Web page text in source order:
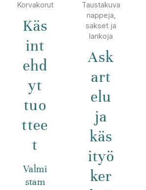
Korvakorut
Käs
int
ehd
yt
tuo
ttee
t
Valmi
stam
Taustakuva
nappeja,
sakset ja
lankoja
Ask
art
elu
ja
käs
ityö
ker